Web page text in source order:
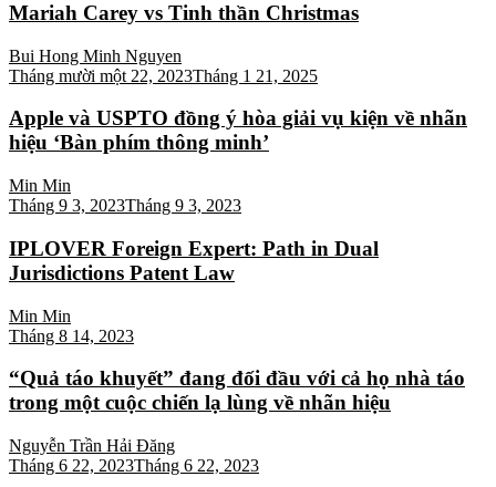
Mariah Carey vs Tinh thần Christmas
Bui Hong Minh Nguyen
Tháng mười một 22, 2023Tháng 1 21, 2025
Apple và USPTO đồng ý hòa giải vụ kiện về nhãn
hiệu ‘Bàn phím thông minh’
Min Min
Tháng 9 3, 2023Tháng 9 3, 2023
IPLOVER Foreign Expert: Path in Dual
Jurisdictions Patent Law
Min Min
Tháng 8 14, 2023
“Quả táo khuyết” đang đối đầu với cả họ nhà táo
trong một cuộc chiến lạ lùng về nhãn hiệu
Nguyễn Trần Hải Đăng
Tháng 6 22, 2023Tháng 6 22, 2023